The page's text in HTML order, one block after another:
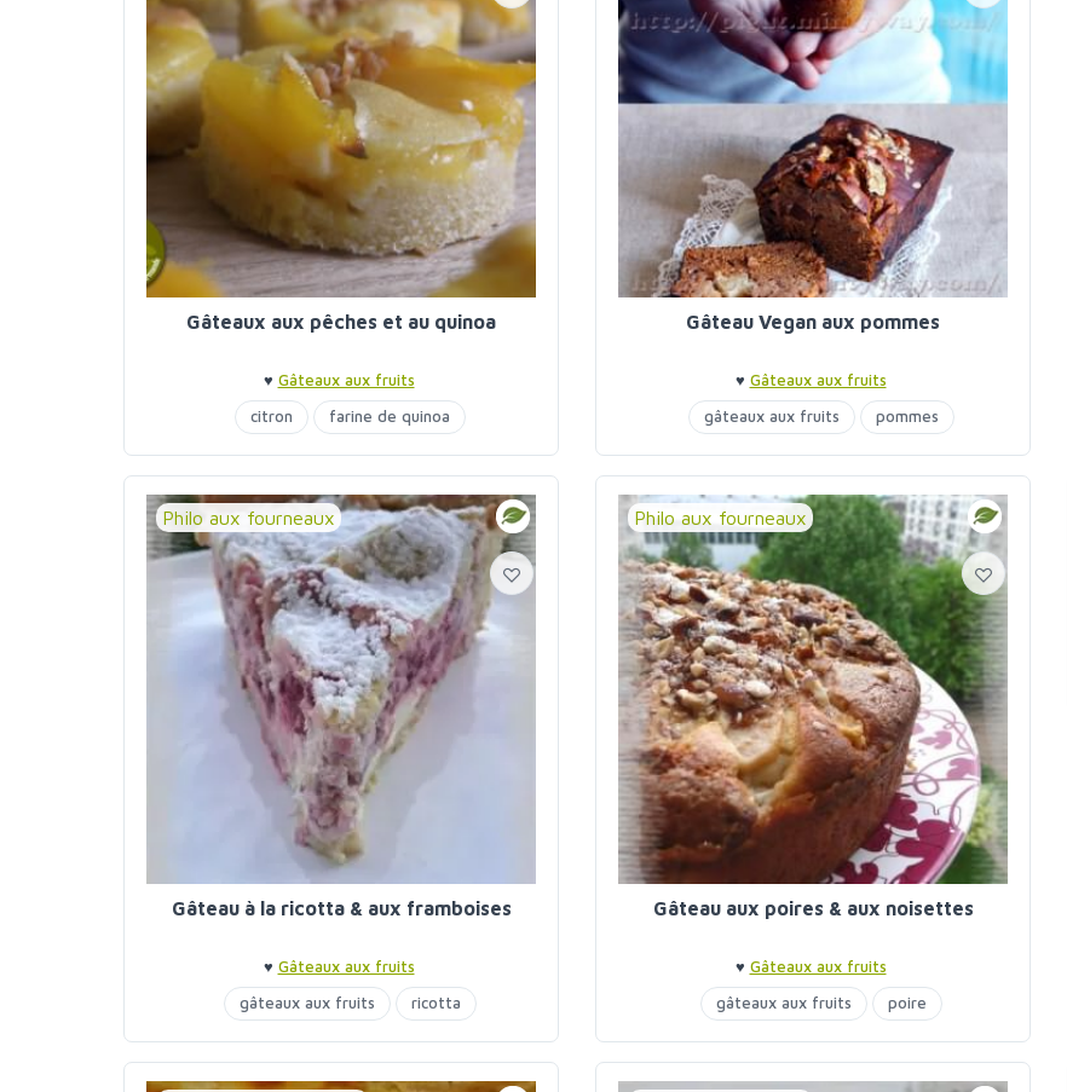
Gâteaux aux pêches et au quinoa
♥ Gâteaux aux fruits
citron
farine de quinoa
gâteaux aux fruits sirop d'agave
Gâteau Vegan aux pommes
♥ Gâteaux aux fruits
gâteaux aux fruits
pommes
sirop d'agave
Philo aux fourneaux
Gâteau à la ricotta & aux framboises
♥ Gâteaux aux fruits
gâteaux aux fruits
ricotta
Philo aux fourneaux
Gâteau aux poires & aux noisettes
♥ Gâteaux aux fruits
gâteaux aux fruits
poire